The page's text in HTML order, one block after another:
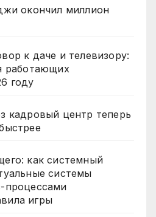
окончил миллион
к даче и телевизору:
работающих
году
кадровый центр теперь
как системный
системы
процессами
игры